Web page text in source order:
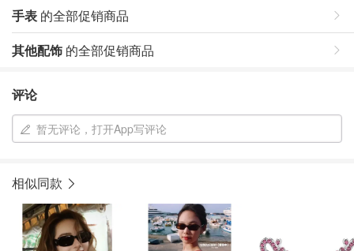
手表 的全部促销商品
其他配饰 的全部促销商品
评论
暂无评论，打开App写评论
相似同款